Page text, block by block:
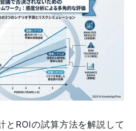
とROIの試算方法を解説して